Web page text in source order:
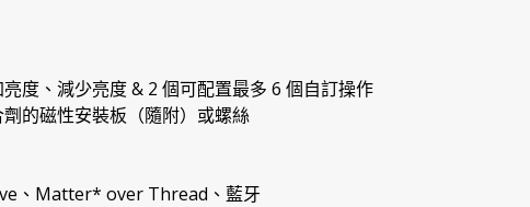
度、減少亮度 & 2 個可配置最多 6 個自訂操作
的磁性安裝板（隨附）或螺絲
、Matter* over Thread、藍牙